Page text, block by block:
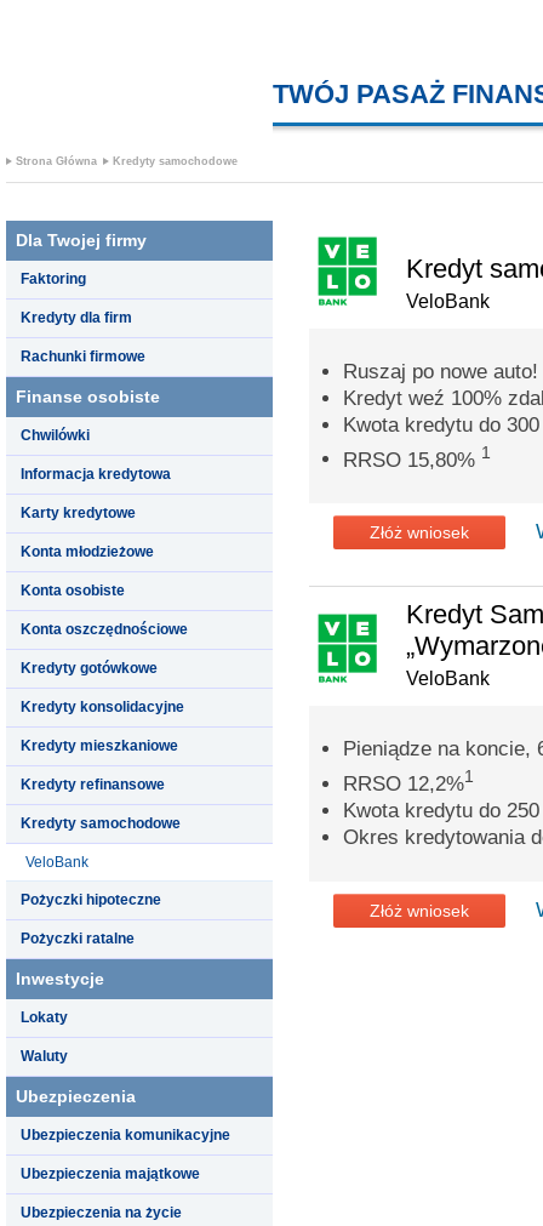
TWÓJ PASAŻ
Strona Główna Kredyty samochodowe
Dla Twojej firmy
Faktoring
Kredyty dla firm
Rachunki firmowe
Finanse osobiste
Chwilówki
Informacja kredytowa
Karty kredytowe
Konta młodzieżowe
Konta osobiste
Konta oszczędnościowe
Kredyty gotówkowe
Kredyty konsolidacyjne
Kredyty mieszkaniowe
Kredyty refinansowe
Kredyty samochodowe
VeloBank
Pożyczki hipoteczne
Pożyczki ratalne
Inwestycje
Lokaty
Waluty
Ubezpieczenia
Ubezpieczenia komunikacyjne
Ubezpieczenia majątkowe
Ubezpieczenia na życie
Kredyt
VeloBank
Ruszaj po nowe auto!
Kredyt weź 100%
Kwota kredytu do 300
RRSO 15,80% 1
Złóż wniosek
Kredyt
VeloBank
Pieniądze na koncie,
RRSO 12,2%1
Kwota kredytu do 250
Okres kredytowania
Złóż wniosek